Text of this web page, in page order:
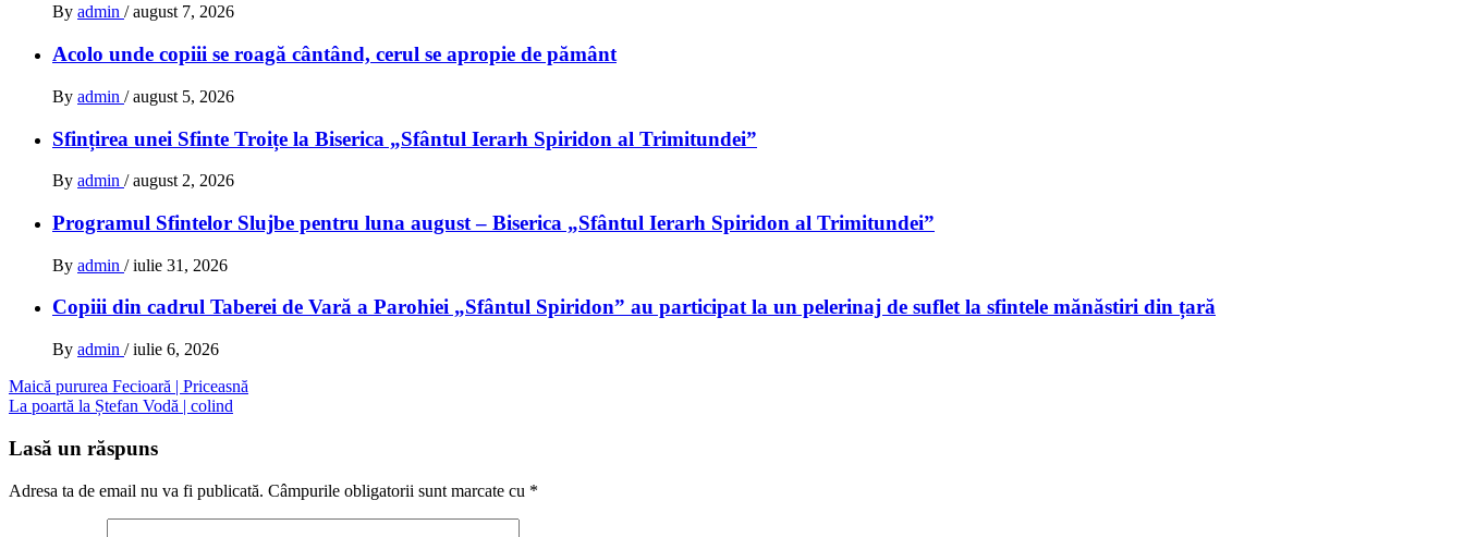
By admin / august 7, 2026
Acolo unde copiii se roagă cântând, cerul se apropie de pământ
By admin / august 5, 2026
Sfințirea unei Sfinte Troițe la Biserica „Sfântul Ierarh Spiridon al Trimitundei”
By admin / august 2, 2026
Programul Sfintelor Slujbe pentru luna august – Biserica „Sfântul Ierarh Spiridon al Trimitundei”
By admin / iulie 31, 2026
Copiii din cadrul Taberei de Vară a Parohiei „Sfântul Spiridon” au participat la un pelerinaj de suflet la sfintele mănăstiri din țară
By admin / iulie 6, 2026
Navigare
în
articole
Maică pururea Fecioară | Priceasnă
La poartă la Ștefan Vodă | colind
Lasă un răspuns
Adresa ta de email nu va fi publicată. Câmpurile obligatorii sunt marcate cu *